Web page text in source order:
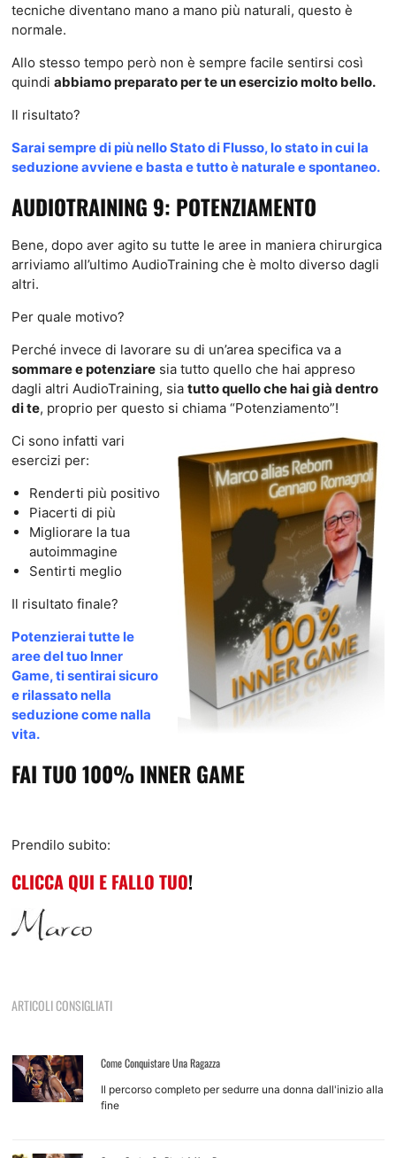
tecniche diventano mano a mano più naturali, questo è
normale.
Allo stesso tempo però non è sempre facile sentirsi così
quindi abbiamo preparato per te un esercizio molto bello.
Il risultato?
Sarai sempre di più nello Stato di Flusso, lo stato in cui la
seduzione avviene e basta e tutto è naturale e spontaneo.
AUDIOTRAINING 9: POTENZIAMENTO
Bene, dopo aver agito su tutte le aree in maniera chirurgica
arriviamo all’ultimo AudioTraining che è molto diverso dagli
altri.
Per quale motivo?
Perché invece di lavorare su di un’area specifica va a
sommare e potenziaresia tutto quello che hai appreso
dagli altri AudioTraining, sia tutto quello che hai già dentro
di te, proprio per questo si chiama “Potenziamento”!
Ci sono infatti vari
esercizi per:
Renderti più positivo
Piacerti di più
Migliorare la tua
autoimmagine
Sentirti meglio
Il risultato finale?
Potenzierai tutte le
aree del tuo Inner
Game, ti sentirai sicuro
e rilassato nella
seduzione come nalla
vita.
FAI TUO 100% INNER GAME
Prendilo subito:
CLICCA QUI E FALLO TUO!
ARTICOLI CONSIGLIATI
Come Conquistare Una Ragazza
Il percorso completo per sedurre una donna dall'inizio alla
fine